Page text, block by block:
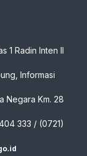
1 Radin Inten II
Informasi
Negara Km. 28
333 / (0721)